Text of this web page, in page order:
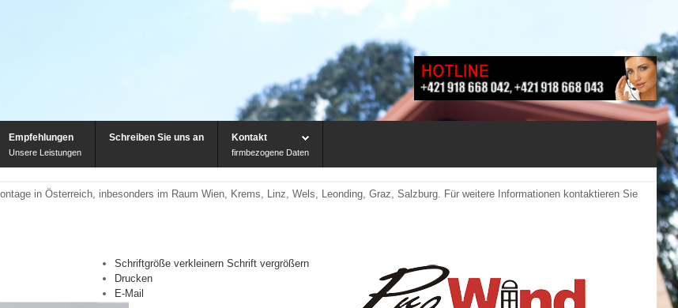
Empfehlungen
Unsere Leistungen
Schreiben Sie uns an Kontakt
firmbezogene Daten
in Österreich, inbesonders im Raum Wien, Krems, Linz, Wels, Leonding, Graz, Salzburg. Für weitere Informationen kontaktieren Sie
Schriftgröße verkleinern Schrift vergrößern
Drucken
E-Mail